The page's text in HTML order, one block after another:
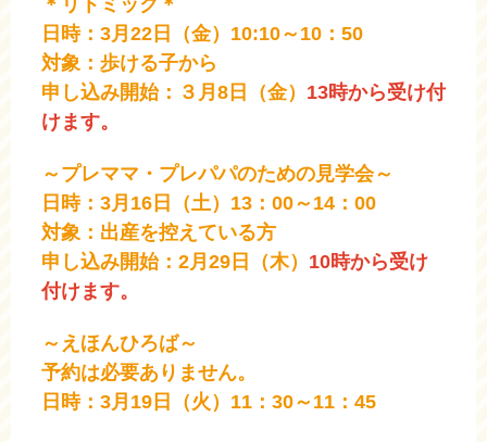
＊リトミック＊
日時：3月22日（金）10:10～10：50
対象：歩ける子から
申し込み開始：３月8日（金） 13時から受け付
けます。
～プレママ・プレパパのための見学会～
日時：3月16日（土）13：00～14：00
対象：出産を控えている方
申し込み開始：2月29日（木） 10時から受け
付けます。
～えほんひろば～
予約は必要ありません。
日時：3月19日（火）11：30～11：45